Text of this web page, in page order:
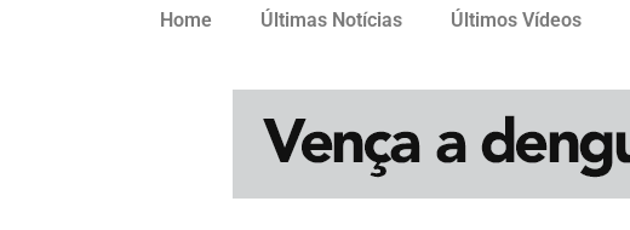
Home Últimas Notícias Últimos Vídeos